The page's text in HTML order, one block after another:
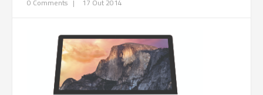
0 Comments | 17 Out 2014